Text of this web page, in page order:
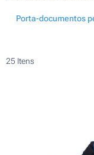
Porta-documentos
25 Itens